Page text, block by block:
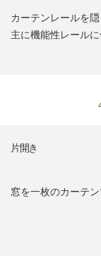
カーテンレールを隠
主に機能性レールに
片開き
窓を一枚のカーテン